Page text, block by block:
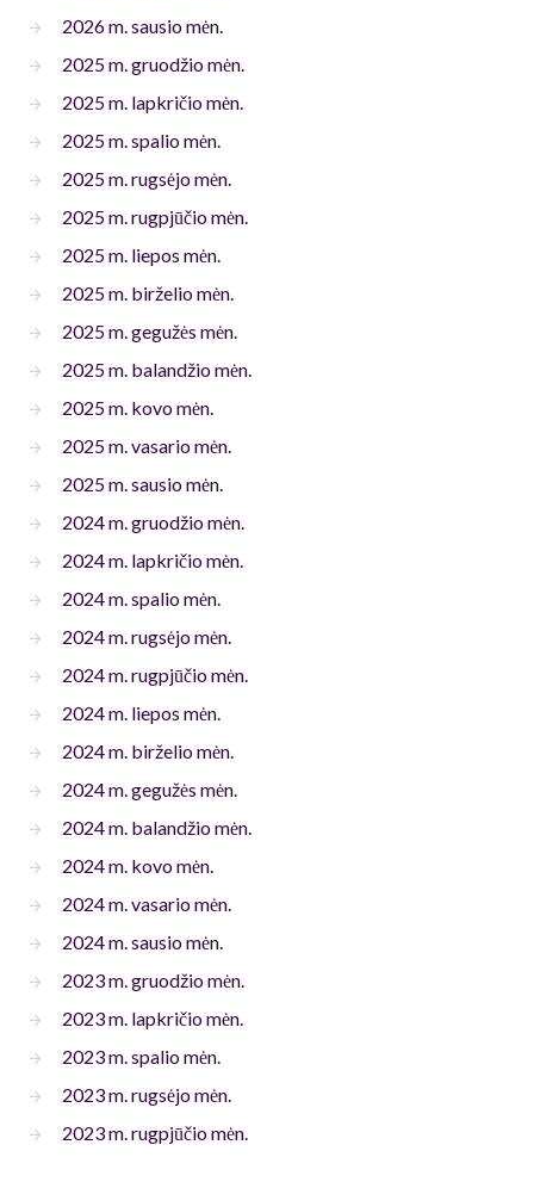
2026 m. sausio mėn.
2025 m. gruodžio mėn.
2025 m. lapkričio mėn.
2025 m. spalio mėn.
2025 m. rugsėjo mėn.
2025 m. rugpjūčio mėn.
2025 m. liepos mėn.
2025 m. birželio mėn.
2025 m. gegužės mėn.
2025 m. balandžio mėn.
2025 m. kovo mėn.
2025 m. vasario mėn.
2025 m. sausio mėn.
2024 m. gruodžio mėn.
2024 m. lapkričio mėn.
2024 m. spalio mėn.
2024 m. rugsėjo mėn.
2024 m. rugpjūčio mėn.
2024 m. liepos mėn.
2024 m. birželio mėn.
2024 m. gegužės mėn.
2024 m. balandžio mėn.
2024 m. kovo mėn.
2024 m. vasario mėn.
2024 m. sausio mėn.
2023 m. gruodžio mėn.
2023 m. lapkričio mėn.
2023 m. spalio mėn.
2023 m. rugsėjo mėn.
2023 m. rugpjūčio mėn.